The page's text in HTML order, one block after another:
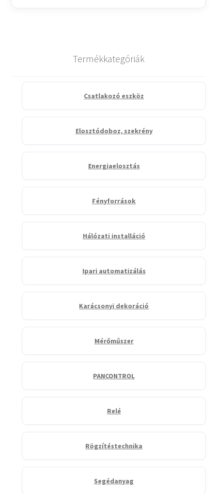
Termékkategóriák
Csatlakozó eszköz
Elosztódoboz, szekrény
Energiaelosztás
Fényforrások
Hálózati installáció
Ipari automatizálás
Karácsonyi dekoráció
Mérőműszer
PANCONTROL
Relé
Rögzítéstechnika
Segédanyag